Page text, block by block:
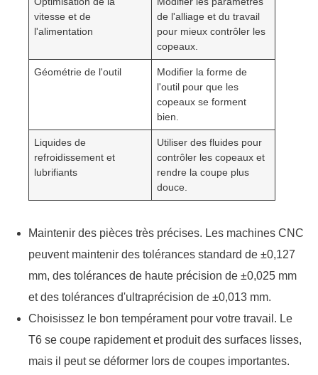
vitesse et de
l'alimentation
de l'alliage et du travail
pour mieux contrôler les
copeaux.
Géométrie de l'outil
Modifier la forme de
l'outil pour que les
copeaux se forment
bien.
Liquides de
refroidissement et
lubrifiants
Utiliser des fluides pour
contrôler les copeaux et
rendre la coupe plus
douce.
Maintenir des pièces très précises. Les machines CNC
peuvent maintenir des tolérances standard de ±0,127
mm, des tolérances de haute précision de ±0,025 mm
et des tolérances d'ultraprécision de ±0,013 mm.
Choisissez le bon tempérament pour votre travail. Le
T6 se coupe rapidement et produit des surfaces lisses,
mais il peut se déformer lors de coupes importantes.